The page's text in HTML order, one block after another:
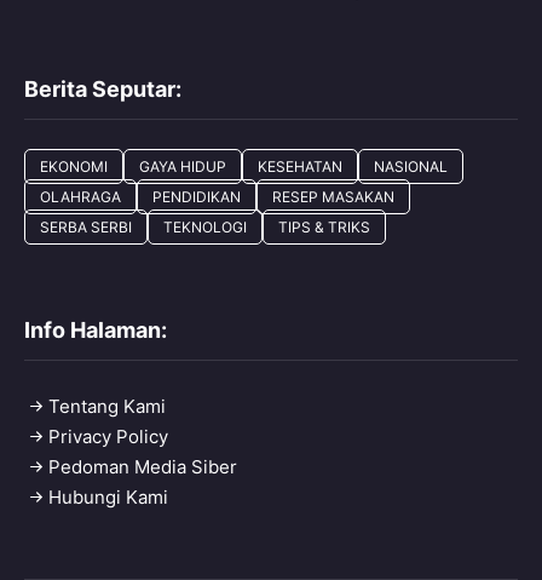
Berita Seputar:
EKONOMI GAYA HIDUP KESEHATAN
NASIONAL
OLAHRAGA
PENDIDIKAN
RESEP MASAKAN
SERBA SERBI
TEKNOLOGI TIPS & TRIKS
Info Halaman:
Tentang Kami
Privacy Policy
Pedoman Media Siber
Hubungi Kami